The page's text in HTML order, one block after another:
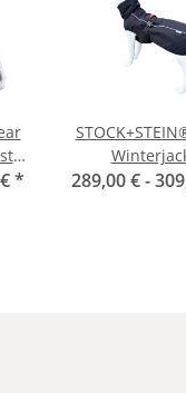
*
Wintermaster
289,00 € -